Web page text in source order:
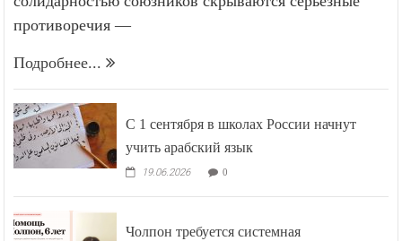
противоречия —
Подробнее...
С 1 сентября в школах России начнут
учить арабский язык
19.06.2026 0
Чолпон требуется системная